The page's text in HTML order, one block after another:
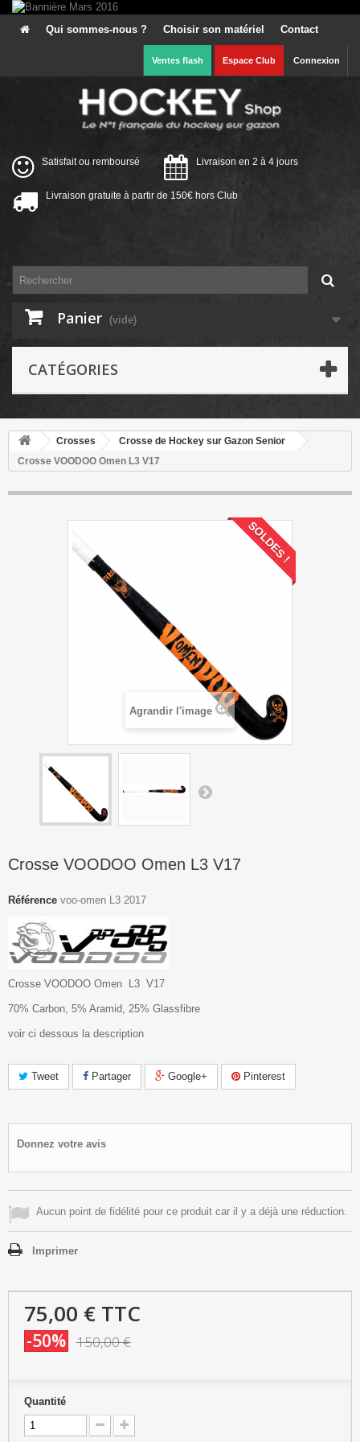
Qui sommes-nous ? Choisir son matériel Contact
Ventes flash Espace Club Connexion
Satisfait ou remboursé Livraison en 2 à 4 jours
Livraison gratuite à partir de 150€ hors Club
Panier (vide)
CATÉGORIES
Crosses
Crosse de Hockey sur Gazon Senior
Crosse VOODOO Omen L3 V17
SOLDES !
Agrandir l'image
Crosse VOODOO Omen L3 V17
Référence voo-omen L3 2017
Crosse VOODOO Omen L3 V17
70% Carbon, 5% Aramid, 25% Glassfibre
voir ci dessous la description
Tweet Partager Google+ Pinterest
Donnez votre avis
Aucun point de fidélité pour ce produit car il y a déjà une réduction.
Imprimer
75,00 € TTC
-50% 150,00 €
Quantité